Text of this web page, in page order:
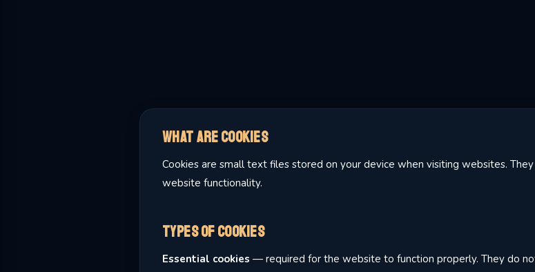
What Are Cookies
Cookies are small text files stored on your device when visiting websites.
website functionality.
Types of Cookies
Essential cookies — required for the website to function properly. They do